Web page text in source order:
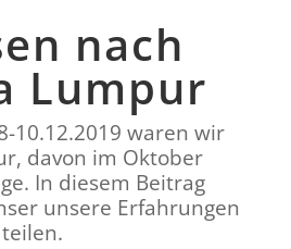
nach
Lumpur
10.12.2019 waren wir
davon im Oktober
In diesem Beitrag
unsere Erfahrungen